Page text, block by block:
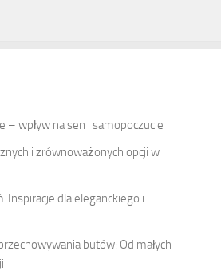
– wpływ na sen i samopoczucie
i zrównoważonych opcji w
Inspiracje dla eleganckiego i
butów: Od małych